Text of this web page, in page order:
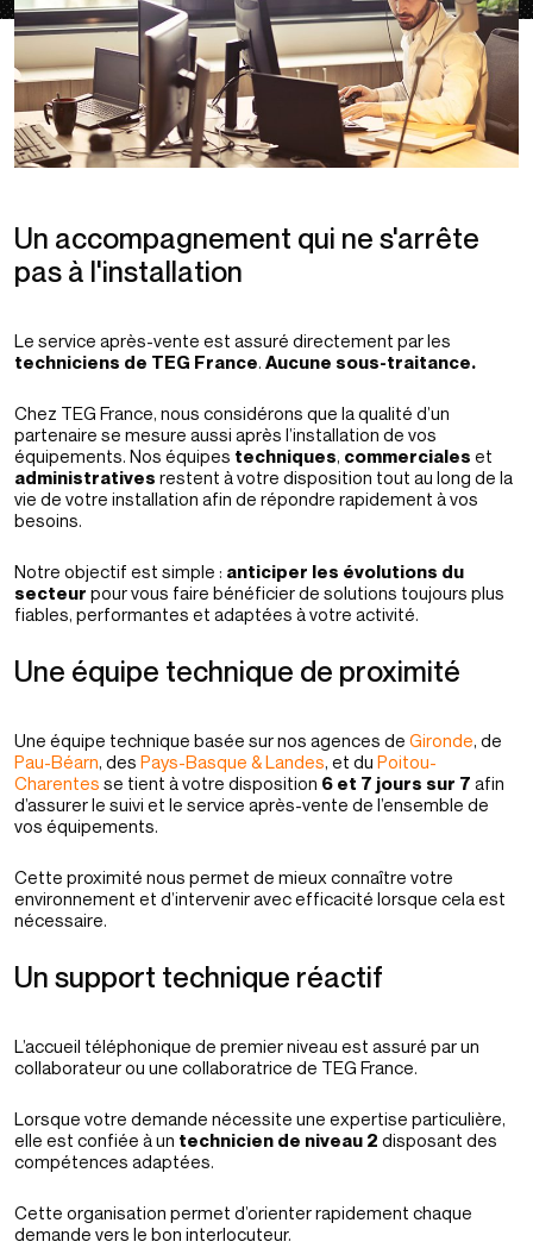
Un accompagnement qui ne s'arrête
pas à l'installation
Le service après-vente est assuré directement par les
techniciens de TEG France. Aucune sous-traitance.
Chez TEG France, nous considérons que la qualité d’un
partenaire se mesure aussi après l’installation de vos
équipements. Nos équipes techniques, commerciales et
administratives restent à votre disposition tout au long de la
vie de votre installation afin de répondre rapidement à vos
besoins.
Notre objectif est simple : anticiper les évolutions du
secteur pour vous faire bénéficier de solutions toujours plus
fiables, performantes et adaptées à votre activité.
Une équipe technique de proximité
Une équipe technique basée sur nos agences de Gironde, de
Pau-Béarn, des Pays-Basque & Landes, et du Poitou-
Charentes se tient à votre disposition 6 et 7 jours sur 7 afin
d’assurer le suivi et le service après-vente de l’ensemble de
vos équipements.
Cette proximité nous permet de mieux connaître votre
environnement et d’intervenir avec efficacité lorsque cela est
nécessaire.
Un support technique réactif
L’accueil téléphonique de premier niveau est assuré par un
collaborateur ou une collaboratrice de TEG France.
Lorsque votre demande nécessite une expertise particulière,
elle est confiée à un technicien de niveau 2 disposant des
compétences adaptées.
Cette organisation permet d’orienter rapidement chaque
demande vers le bon interlocuteur.